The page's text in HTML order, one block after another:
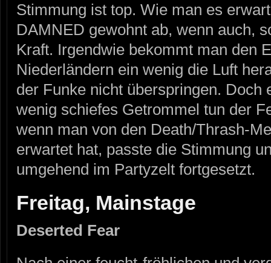
Stimmung ist top. Wie man es
DAMNED gewohnt ab, wenn auch,
Kraft. Irgendwie bekommt man den
Niederländern ein wenig die Luft
der Funke nicht überspringen. Doch
wenig schiefes Getrommel tun der
wenn man von den Death/Thrash-
erwartet hat, passte die Stimmung
umgehend im Partyzelt fortgesetzt.
Freitag, Mainstage
Deserted Fear